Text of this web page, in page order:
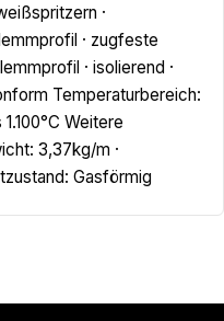
·
· zugfeste
· isolierend ·
Temperaturbereich:
Weitere
3,37kg/m ·
Gasförmig